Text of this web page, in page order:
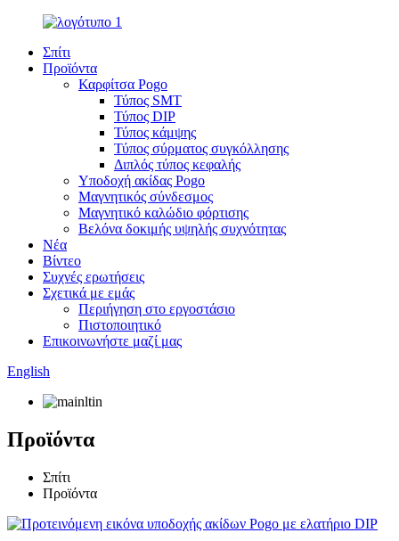
Σπίτι
Προϊόντα
Καρφίτσα Pogo
Τύπος SMT
Τύπος DIP
Τύπος κάμψης
Τύπος σύρματος συγκόλλησης
Διπλός τύπος κεφαλής
Υποδοχή ακίδας Pogo
Μαγνητικός σύνδεσμος
Μαγνητικό καλώδιο φόρτισης
Βελόνα δοκιμής υψηλής συχνότητας
Νέα
Βίντεο
Συχνές ερωτήσεις
Σχετικά με εμάς
Περιήγηση στο εργοστάσιο
Πιστοποιητικό
Επικοινωνήστε μαζί μας
English
Προϊόντα
Σπίτι
Προϊόντα